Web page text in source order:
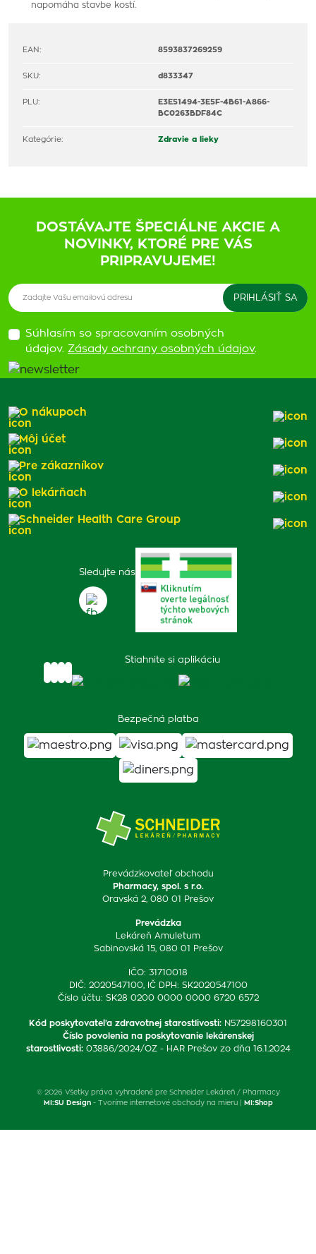
napomáha stavbe kostí.
EAN: 8593837269259
SKU: d833347
PLU:
E3E51494-3E5F-4B61-A866-
BC0263BDF84C
Kategórie: Zdravie a lieky
DOSTÁVAJTE ŠPECIÁLNE AKCIE A
NOVINKY, KTORÉ PRE VÁS
PRIPRAVUJEME!
Súhlasím so spracovaním osobných
údajov. Zásady ochrany osobných údajov.
Prevádzkovateľ obchodu
Pharmacy, spol. s r.o.
Oravská 2, 080 01 Prešov
Prevádzka
Lekáreň Amuletum
Sabinovská 15, 080 01 Prešov
IČO: 31710018
DIČ: 2020547100, IČ DPH: SK2020547100
Číslo účtu: SK28 0200 0000 0000 6720 6572
Kód poskytovateľa zdravotnej starostlivosti: N57298160301
Číslo povolenia na poskytovanie lekárenskej
starostlivosti: 03886/2024/OZ - HAR Prešov zo dňa 16.1.2024
Sledujte nás
Stiahnite si aplikáciu
Bezpečná platba
O nákupoch
Môj účet
Pre zákazníkov
O lekárňach
Schneider Health Care Group
© 2026 Všetky práva vyhradené pre Schneider Lekáreň / Pharmacy
MI:SU Design- Tvoríme internetové obchody na mieru | MI:Shop